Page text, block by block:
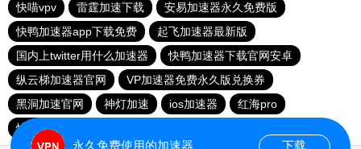
快喵vpv
雷霆加速下载
安易加速器永久免费版
快鸭加速器app下载免费
起飞加速器最新版
国内上twitter用什么加速器
快鸭加速器下载官网安卓
纵云梯加速器官网
VP加速器免费永久版兑换券
黑洞加速官网
神灯加速 ios加速器
红海pro
快鸭加速app下载官网
永久免费使用的加速器 下载